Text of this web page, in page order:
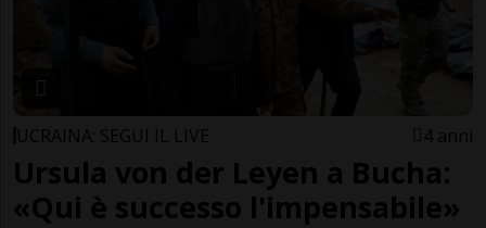
UCRAINA: SEGUI IL LIVE 4 anni
Ursula von der Leyen a Bucha:
«Qui è successo l'impensabile»